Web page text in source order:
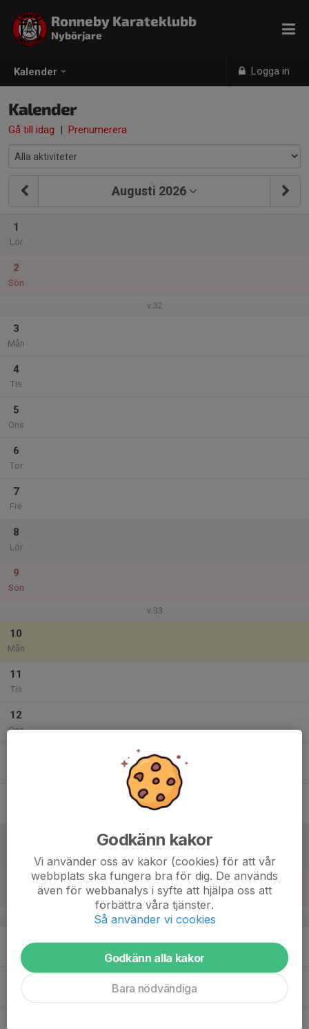
Kalender Logga in
Ronneby Karateklubb
Nybörjare
Kalender
Gå till idag | Prenumerera
Augusti 2026
1
Lör
2
Sön
v.32
3
Mån
4
Tis
5
Ons
6
Tor
7
Fre
8
Lör
9
Sön
v.33
10
Mån
11
Tis
12
Ons
v.34
Mån
Godkänn kakor
Vi använder oss av kakor (cookies) för att vår
webbplats ska fungera bra för dig. De används
även för webbanalys i syfte att hjälpa oss att
förbättra våra tjänster.
Så använder vi cookies
Godkänn alla kakor
Bara nödvändiga